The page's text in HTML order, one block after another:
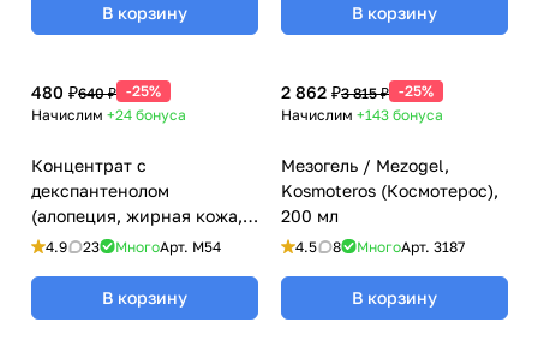
В корзину В корзину
480 ₽640 ₽ -25%
Начислим +24 бонуса
Концентрат с
декспантенолом
(алопеция, жирная кожа,
антиэйдж) / Dexpanthenol
(Космотерос), 6 мл
4.9 23 МногоАрт. M54
В корзину
2 862 ₽3 815 ₽ -25%
Начислим +143 бонуса
Мезогель / Mezogel,
Kosmoteros (Космотерос),
200 мл
4.5 8 МногоАрт. 3187
В корзину